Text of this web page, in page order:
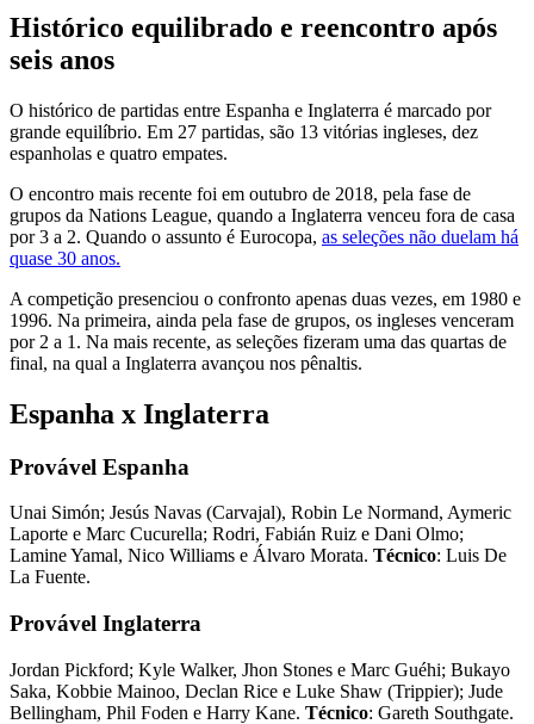
Histórico equilibrado e reencontro após
seis anos
O histórico de partidas entre Espanha e Inglaterra é marcado por
grande equilíbrio. Em 27 partidas, são 13 vitórias ingleses, dez
espanholas e quatro empates.
O encontro mais recente foi em outubro de 2018, pela fase de
grupos da Nations League, quando a Inglaterra venceu fora de casa
por 3 a 2. Quando o assunto é Eurocopa, as seleções não duelam há
quase 30 anos.
A competição presenciou o confronto apenas duas vezes, em 1980 e
1996. Na primeira, ainda pela fase de grupos, os ingleses venceram
por 2 a 1. Na mais recente, as seleções fizeram uma das quartas de
final, na qual a Inglaterra avançou nos pênaltis.
Espanha x Inglaterra
Provável Espanha
Unai Simón; Jesús Navas (Carvajal), Robin Le Normand, Aymeric
Laporte e Marc Cucurella; Rodri, Fabián Ruiz e Dani Olmo;
Lamine Yamal, Nico Williams e Álvaro Morata. Técnico: Luis De
La Fuente.
Provável Inglaterra
Jordan Pickford; Kyle Walker, Jhon Stones e Marc Guéhi; Bukayo
Saka, Kobbie Mainoo, Declan Rice e Luke Shaw (Trippier); Jude
Bellingham, Phil Foden e Harry Kane. Técnico: Gareth Southgate.